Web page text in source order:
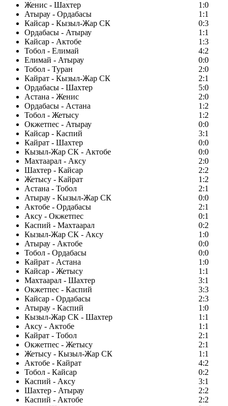
Женис - Шахтер
1:0
Атырау - Ордабасы
1:1
Кайсар - Кызыл-Жар СК
0:3
Ордабасы - Атырау
1:1
Кайсар - Актобе
1:3
Тобол - Елимай
4:2
Елимай - Атырау
0:0
Тобол - Туран
2:0
Кайрат - Кызыл-Жар СК
2:1
Ордабасы - Шахтер
5:0
Астана - Женис
2:0
Ордабасы - Астана
1:2
Тобол - Жетысу
1:2
Окжетпес - Атырау
0:0
Кайсар - Каспий
3:1
Кайрат - Шахтер
0:0
Кызыл-Жар СК - Актобе
0:0
Махтаарал - Аксу
2:0
Шахтер - Кайсар
2:2
Жетысу - Кайрат
1:2
Астана - Тобол
2:1
Атырау - Кызыл-Жар СК
0:0
Актобе - Ордабасы
2:1
Аксу - Окжетпес
0:1
Каспий - Махтаарал
0:2
Кызыл-Жар СК - Аксу
1:0
Атырау - Актобе
0:0
Тобол - Ордабасы
0:0
Кайрат - Астана
1:0
Кайсар - Жетысу
1:1
Махтаарал - Шахтер
3:1
Окжетпес - Каспий
3:3
Кайсар - Ордабасы
2:3
Атырау - Каспий
1:0
Кызыл-Жар СК - Шахтер
1:1
Аксу - Актобе
1:1
Кайрат - Тобол
2:1
Окжетпес - Жетысу
2:1
Жетысу - Кызыл-Жар СК
1:1
Актобе - Кайрат
4:2
Тобол - Кайсар
0:2
Каспий - Аксу
3:1
Шахтер - Атырау
2:2
Каспий - Актобе
2:2